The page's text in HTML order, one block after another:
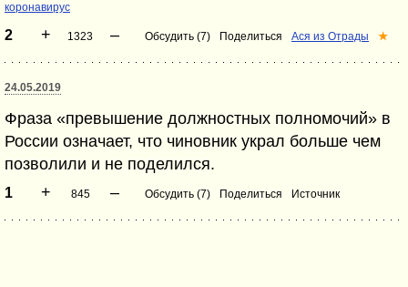
коронавирус
2 + 1323 – Обсудить (7) Поделиться Ася из Отрады ★
24.05.2019
Фраза «превышение должностных полномочий» в
России означает, что чиновник украл больше чем
позволили и не поделился.
1 + 845 – Обсудить (7) Поделиться Источник